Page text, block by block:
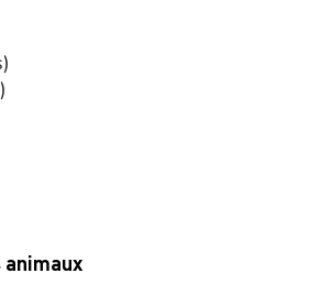
animaux